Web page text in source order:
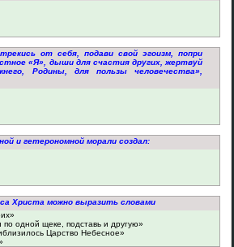
от себя, подави свой эгоизм, попри
«Я», дыши для счастия других, жертвуй
Родины, для пользы человечества»,
и гетерономной морали создал:
Христа можно выразить словами
одной щеке, подставь и другую»
Царство Небесное»